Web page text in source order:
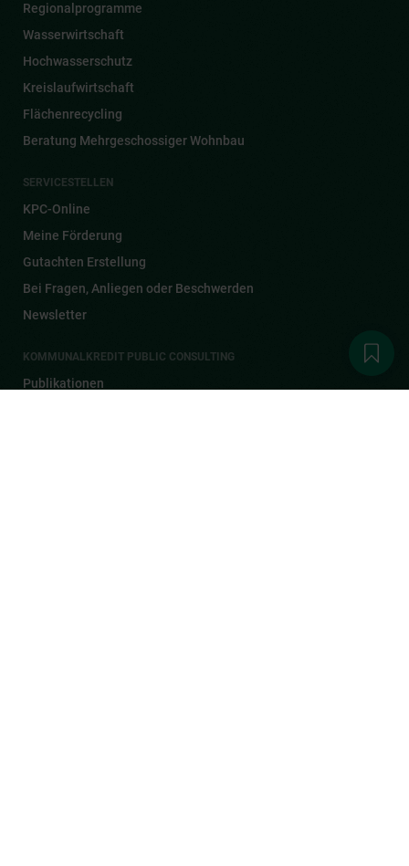
Regionalprogramme
Wasserwirtschaft
Hochwasserschutz
Kreislaufwirtschaft
Flächenrecycling
Beratung Mehrgeschossiger Wohnbau
SERVICESTELLEN
KPC-Online
Meine Förderung
Gutachten Erstellung
Bei Fragen, Anliegen oder Beschwerden
Newsletter
KOMMUNALKREDIT PUBLIC CONSULTING
Publikationen